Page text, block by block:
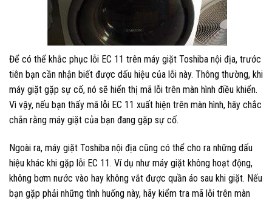
Để có thể khắc phục lỗi EC 11 trên máy giặt Toshiba nội địa, trước
tiên bạn cần nhận biết được dấu hiệu của lỗi này. Thông thường, khi
máy giặt gặp sự cố, nó sẽ hiển thị mã lỗi trên màn hình điều khiển.
Vì vậy, nếu bạn thấy mã lỗi EC 11 xuất hiện trên màn hình, hãy chắc
chắn rằng máy giặt của bạn đang gặp sự cố.
Ngoài ra, máy giặt Toshiba nội địa cũng có thể cho ra những dấu
hiệu khác khi gặp lỗi EC 11. Ví dụ như máy giặt không hoạt động,
không bơm nước vào hay không vắt được quần áo sau khi giặt. Nếu
bạn gặp phải những tình huống này, hãy kiểm tra mã lỗi trên màn